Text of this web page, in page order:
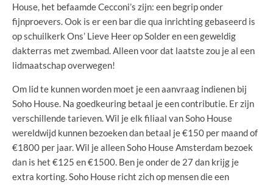
House, het befaamde Cecconi’s zijn: een begrip onder
fijnproevers. Ook is er een bar die qua inrichting gebaseerd is
op schuilkerk Ons’ Lieve Heer op Solder en een geweldig
dakterras met zwembad. Alleen voor dat laatste zou je al een
lidmaatschap overwegen!
Om lid te kunnen worden moet je een aanvraag indienen bij
Soho House. Na goedkeuring betaal je een contributie. Er zijn
verschillende tarieven. Wil je elk filiaal van Soho House
wereldwijd kunnen bezoeken dan betaal je €150 per maand of
€1800 per jaar. Wil je alleen Soho House Amsterdam bezoek
dan is het €125 en €1500. Ben je onder de 27 dan krijg je
extra korting. Soho House richt zich op mensen die een